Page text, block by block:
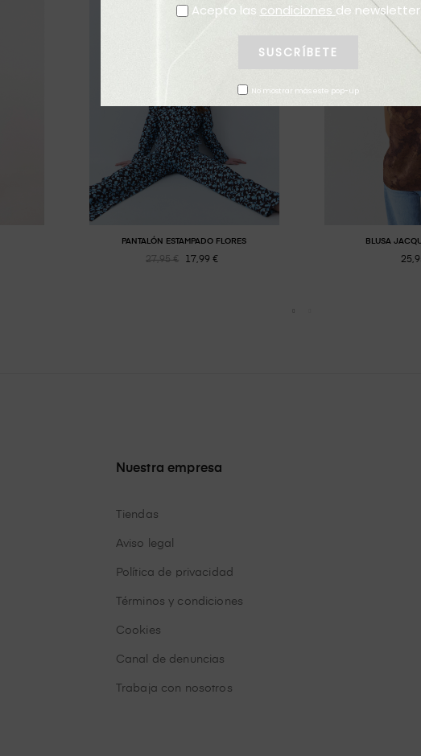
PANTALÓN ESTAMPADO FLORES
27,95 € 17,99 €
BLUSA
Nuestra empresa
Tiendas
Aviso legal
Política de privacidad
Términos y condiciones
Cookies
Canal de denuncias
Trabaja con nosotros
Acepto las condiciones de newsletter
No mostrar más este pop-up